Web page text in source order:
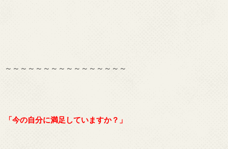
～～～～～～～～～～～～～～～～
「今の自分に満足していますか？」